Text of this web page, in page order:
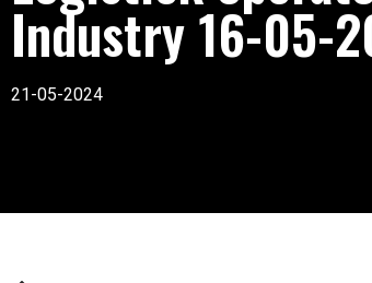
Industry 16-05-
21-05-2024